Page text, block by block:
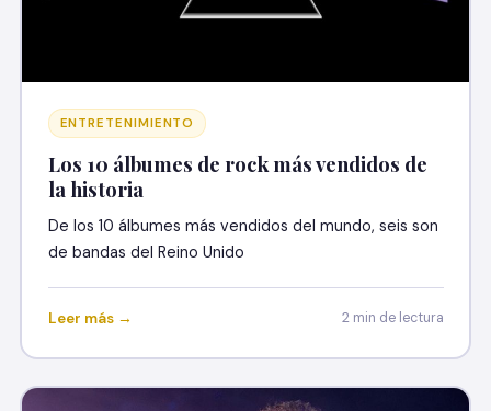
ENTRETENIMIENTO
Los 10 álbumes de rock más vendidos de
la historia
De los 10 álbumes más vendidos del mundo, seis son
de bandas del Reino Unido
Leer más → 2 min de lectura